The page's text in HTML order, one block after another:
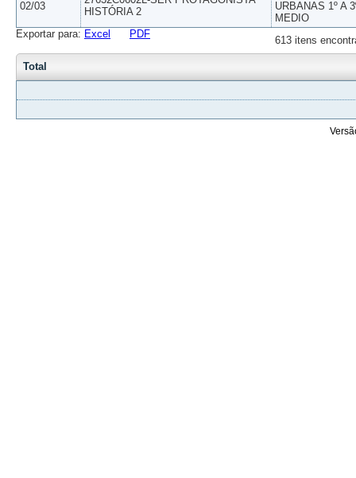
02/03
HISTÓRIA 2
URBANAS 1º A
MEDIO
613 itens
Exportar para: Excel PDF
Total